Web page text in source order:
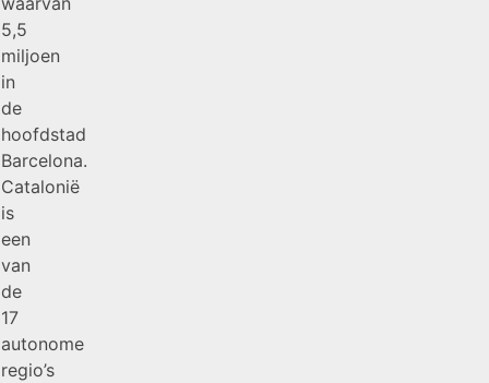
5,5
miljoen
in
de
hoofdstad
Barcelona.
Catalonië
is
een
van
de
17
autonome
regio’s